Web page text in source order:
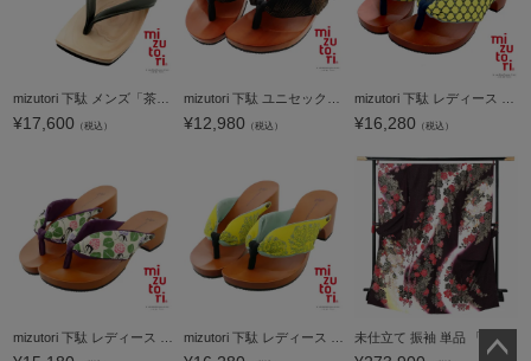
mizutori 下駄 メンズ「茶人 スムース革 オリーブ SA-09」みずとり 水鳥 男性下駄単品 日本製 足が痛くなりにくい 履き心地の良い下駄 男下駄 男性 浴衣・夏着物に 浴衣下駄【メール便不可】
¥17,600 （税込）
mizutori 下駄 ユニセックス「げた物語 NT-42 黒羽」みずとり 水鳥 日本製 足が痛くなりにくい 履き心地の良い下駄 男女兼用 浴衣・夏着物に 浴衣下駄【メール便不可】
¥12,980 （税込）
mizutori 下駄 レディース 「レモンレース/ミックスブルー・紺」 みずとり 水鳥 女性下駄単品 日本製 足が痛くなりにくい 履き心地の良い下駄 女下駄 女性 浴衣・夏着物に 浴衣下駄 【メール便不可】＜H＞
¥16,280 （税込）
未仕立て 振袖 単品 「暗紫色 牡丹に桜」 仮絵羽 振り袖 正絹 着物 レディース 成人式 結婚式 結納 パーティー 晴れ着 【メール便不可】